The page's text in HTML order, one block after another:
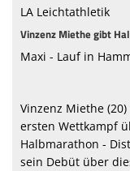
LA Leichtathletik
Vinzenz Miethe gibt
Maxi - Lauf in
Vinzenz Miethe
ersten Wettkampf
Halbmarathon -
sein Debüt über